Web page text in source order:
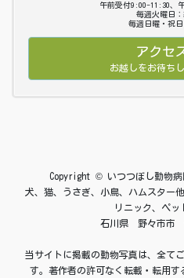
午前受付9:00-11:30、
毎週火曜日
毎週日曜・祝
アクセ
お越しをお待ち
Copyright © いつつぼし動物
犬、猫、うさぎ、小鳥、ハムスター
リニック、ペッ
石川県 野々市市
当サイトに掲載の動物写真は、全て
す。著作者の許可なく転載・転用す